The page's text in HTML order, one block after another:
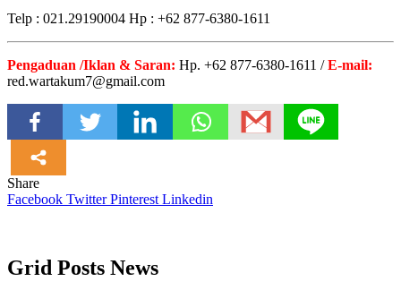
Telp : 021.29190004 Hp : +62 877-6380-1611
Pengaduan /Iklan & Saran: Hp. +62 877-6380-1611 /E-mail:
red.wartakum7@gmail.com
Share
Facebook TwitterPinterest Linkedin
Grid Posts News